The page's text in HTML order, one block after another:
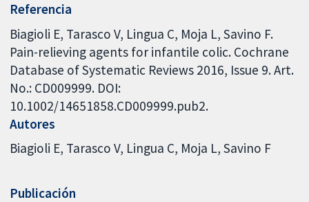
Referencia
Biagioli E, Tarasco V, Lingua C, Moja L, Savino F.
Pain-relieving agents for infantile colic. Cochrane
Database of Systematic Reviews 2016, Issue 9. Art.
No.: CD009999. DOI:
10.1002/14651858.CD009999.pub2.
Autores
Biagioli E Tarasco V Lingua C Moja L Savino F
Publicación